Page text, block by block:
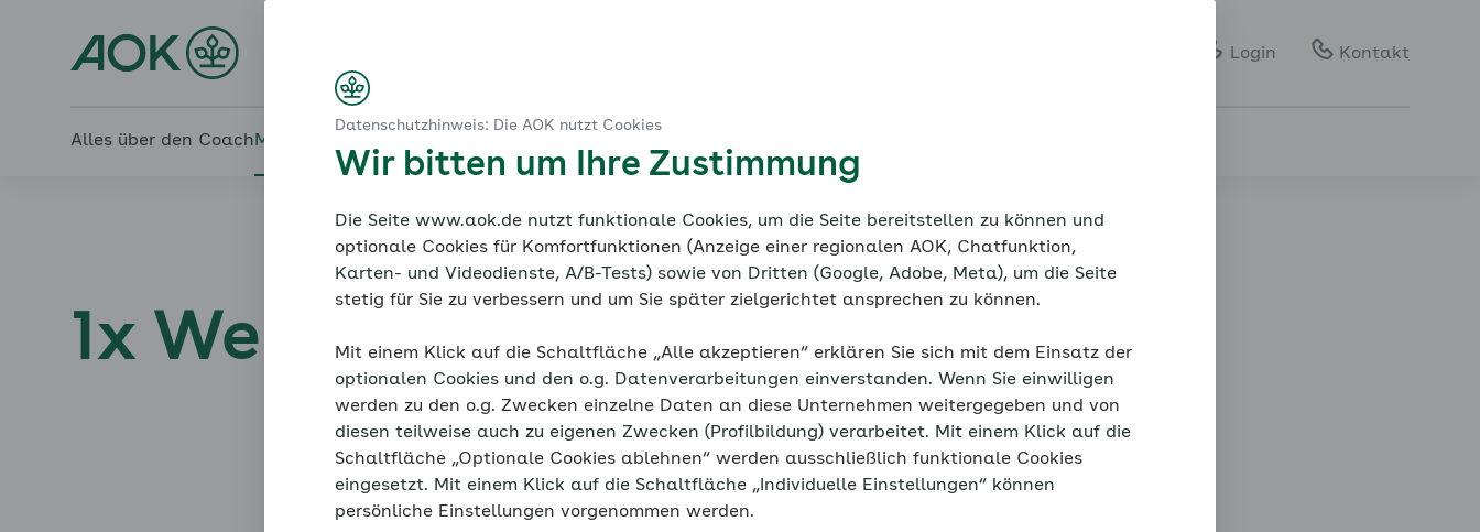
Gebärdensprache
Leichte Sprache
Login Kontakt
Alles über den Coach Mein Coach
Bluthochdruck hat viele Gesichter
Das Metabolische Syndrom
Risikotest metabolisches Syndrom
1x Weiß ich nicht, 1 x ja
Sie könnten ein metabolisches Syndrom haben, da bei Ihnen bereits zwei von fünf Risikofaktoren
Datenschutzhinweis: Die AOK nutzt Cookies
Wir bitten um Ihre Zustimmung
Die Seite www.aok.de nutzt funktionale Cookies, um die Seite bereitstellen zu können und
optionale Cookies für Komfortfunktionen (Anzeige einer regionalen AOK, Chatfunktion,
Karten- und Videodienste, A/B-Tests) sowie von Dritten (Google, Adobe, Meta), um die Seite
stetig für Sie zu verbessern und um Sie später zielgerichtet ansprechen zu können.
Mit einem Klick auf die Schaltfläche „Alle akzeptieren“ erklären Sie sich mit dem Einsatz der
optionalen Cookies und den o.g. Datenverarbeitungen einverstanden. Wenn Sie einwilligen
werden zu den o.g. Zwecken einzelne Daten an diese Unternehmen weitergegeben und von
diesen teilweise auch zu eigenen Zwecken (Profilbildung) verarbeitet. Mit einem Klick auf die
Schaltfläche „Optionale Cookies ablehnen“ werden ausschließlich funktionale Cookies
eingesetzt. Mit einem Klick auf die Schaltfläche „Individuelle Einstellungen“ können
persönliche Einstellungen vorgenommen werden.